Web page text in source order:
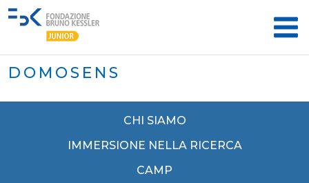
DOMOSENS
CHI SIAMO
IMMERSIONE NELLA RICERCA
CAMP